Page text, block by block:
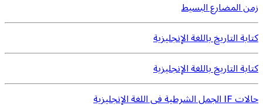
زمن المضارع البسيط
كتابة التاريخ باللغة الإنجليزية
كتابة التاريخ باللغة الإنجليزية
حالات IF الجمل الشرطية في اللغة الإنجليزية